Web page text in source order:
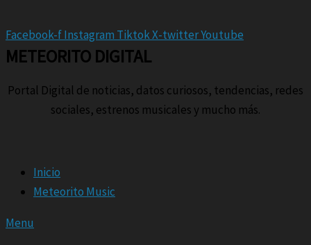
Facebook-fInstagram TiktokX-twitterYoutube
METEORITO DIGITAL
Portal Digital de noticias, datos curiosos, tendencias, redes
sociales, estrenos musicales y mucho más.
Inicio
Meteorito Music
Menu